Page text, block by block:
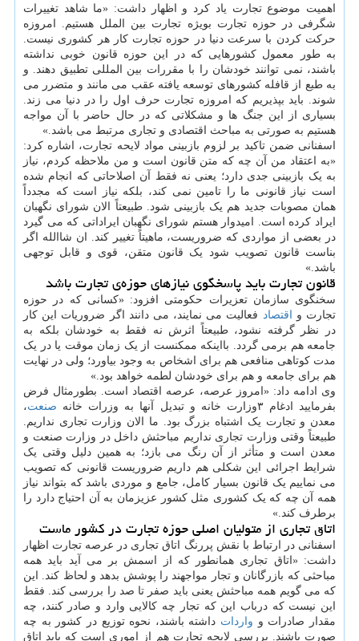
اهمیت موضوع تجارت یاد کرد و اظهار داشت: «ما شاهد تغییرات
شگرفی در حوزه تجارت بویژه تجارت بین الملل هستیم. امروزه
حرکت کردن با سرعت دنیا در حوزه تجارت کار هر کشوری نیست.
به طور معمول کشورهایی که در این حوزه قانون خوبی نداشته
باشند، نمی توانند خودشان را با مقررات بین المللی تطبیق دهند. و
به طبع از قافله کشورهای توسعه یافته عقب می مانند و متضرر می
شوند. باید بپذیریم که امروزه تجارت حرف اول را در دنیا می زند.
بسیاری از این جنگ ها و مشکلاتی که در حال حاضر با آن مواجه
هستیم به صورتی به مباحث اقتصادی و تجاری مرتبط می باشد.»
اسفنانی ضمن تاکید بر لزوم بازبینی مواد لایحه تجارت، اشاره کرد:
«به اعتقاد من آن چه که متن قانون است و من ملاحظه کردم، نیاز
به یک بازبینی جدی دارد؛ یعنی نه فقط آن اصلاحاتی که انجام شده
است نیاز قانونی ما را تامین نمی کند، بلکه نیاز است که مجدداً
همان مصوبات جدید هم یک بازبینی شود. طبیعتاً الان شورای نگهبان
ایراد کرده است. امیدوار هستم شورای نگهبان ایراداتی که می گیرد
در بعضی از مواردی که ضروریست، ماهیتاً تغییر کند. ان شاالله اگر
بناست قانون تصویب شود یک قانون متقن، قوی و قابل توجهی
باشد.»
قانون تجارت باید پاسخگوی نیازهای حوزه‌ی تجارت باشد
سخنگوی سازمان تعزیرات حکومتی افزود: «کسانی که در حوزه
تجارت و اقتصاد فعالیت می نمایند، می دانند اگر ضروریات این کار
در نظر گرفته نشود، طبیعتاً اثرش نه فقط به خودشان بلکه به
جامعه هم برمی گردد. بااینکه ممکنست از یک زمان موقت یا در یک
مدت کوتاهی منافعی هم برای اشخاص به وجود بیاورد؛ ولی در نهایت
هم برای جامعه و هم برای خودشان لطمه خواهد بود.»
وی ادامه داد: «امروز عرصه، عرصه اقتصاد است. بطورمثال فرض
بفرمایید ادغام ۳وزارت خانه و تبدیل آنها به وزرات خانه
صنعت،
معدن و تجارت یک اشتباه بزرگ بود. ما الان وزارت تجاری نداریم.
طبیعتاً وقتی وزارت تجاری نداریم مباحثش داخل در وزارت صنعت و
معدن است و متأثر از آن رنگ می بازد؛ به همین دلیل وقتی یک
شرایط اجرائی این شکلی هم داریم ضروریست قانونی که تصویب
می نماییم یک قانون بسیار کامل، جامع و موردی باشد که بتواند نیاز
همه آن چه که یک کشوری مثل کشور عزیزمان به آن احتیاج دارد را
برطرف کند.»
اتاق تجاری از متولیان اصلی حوزه تجارت در کشور ماست
اسفنانی در ارتباط با نقش پررنگ اتاق تجاری در عرصه تجارت اظهار
داشت: «اتاق تجاری همانطور که از اسمش بر می آید باید همه
مباحثی که بازرگانان و تجار مواجهند را پوشش بدهد و لحاظ کند. این
که می گویم همه مباحثش یعنی باید صفر تا صد را بررسی کند. فقط
این نیست که درباب این که تجار چه کالایی وارد و صادر کنند، چه
مقدار صادرات و واردات داشته باشند، نحوه توزیع در کشور به چه
صورت باشند. بررسی لایحه تجارت هم از اموری است که باید اتاق